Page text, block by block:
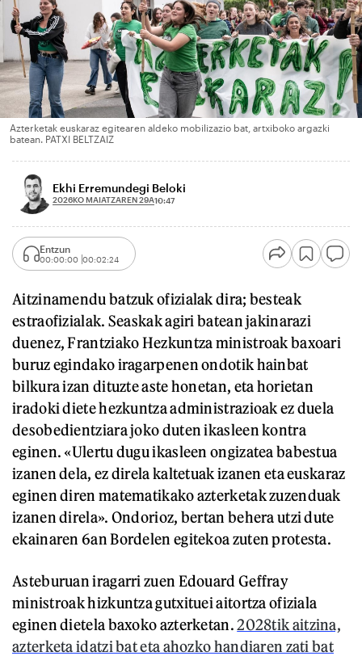
Azterketak euskaraz egitearen aldeko mobilizazio bat, artxiboko argazki
batean. PATXI BELTZAIZ
Ekhi Erremundegi Beloki
2026KO MAIATZAREN 29A10:47
Entzun
00:00:00 00:02:24
Aitzinamendu batzuk ofizialak dira; besteak
estraofizialak. Seaskak agiri batean jakinarazi
duenez, Frantziako Hezkuntza ministroak baxoari
buruz egindako iragarpenen ondotik hainbat
bilkura izan dituzte aste honetan, eta horietan
iradoki diete hezkuntza administrazioak ez duela
desobedientziara joko duten ikasleen kontra
eginen. «Ulertu dugu ikasleen ongizatea babestua
izanen dela, ez direla kaltetuak izanen eta euskaraz
eginen diren matematikako azterketak zuzenduak
izanen direla». Ondorioz, bertan behera utzi dute
ekainaren 6an Bordelen egitekoa zuten protesta.
Asteburuan iragarri zuen Edouard Geffray
ministroak hizkuntza gutxituei aitortza ofiziala
eginen dietela baxoko azterketan.2028tik aitzina,
azterketa idatzi bat eta ahozko handiaren zati bat